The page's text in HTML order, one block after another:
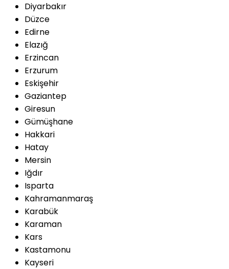
Diyarbakır
Düzce
Edirne
Elazığ
Erzincan
Erzurum
Eskişehir
Gaziantep
Giresun
Gümüşhane
Hakkari
Hatay
Mersin
Iğdır
Isparta
Kahramanmaraş
Karabük
Karaman
Kars
Kastamonu
Kayseri